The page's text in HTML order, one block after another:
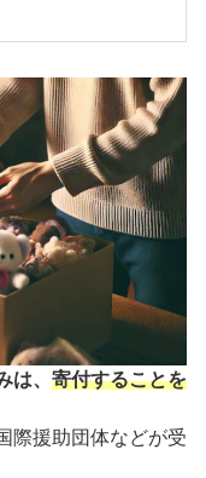
は、 寄付することを
際援助団体などが受